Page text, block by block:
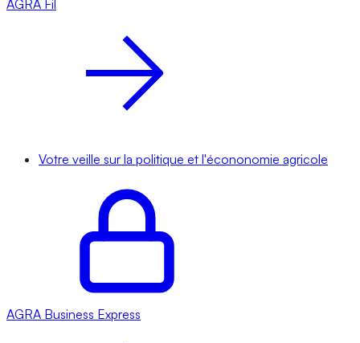
AGRA Fil
Votre veille sur la politique et l'écononomie agricole
AGRA Business Express